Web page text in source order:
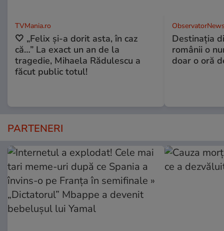
TVMania.ro
🤍 „Felix și-a dorit asta, în caz
că…” La exact un an de la
tragedie, Mihaela Rădulescu a
făcut public totul!
Destinaţia
românii o
doar o oră
PARTENERI